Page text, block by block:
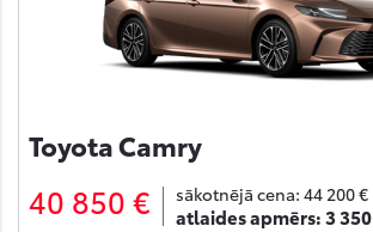
Toyota Camry
40 850 € sākotnējā cena: 44 200 €
atlaides apmērs:3